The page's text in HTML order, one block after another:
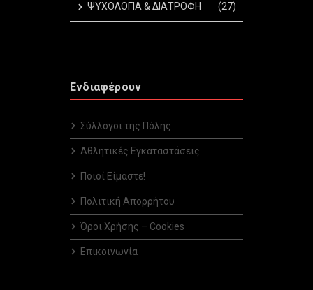
ΨΥΧΟΛΟΓΙΑ & ΔΙΑΤΡΟΦΗ (27)
Ενδιαφέρουν
Σύλλογοι της Πόλης
Αθλητικές Εγκαταστάσεις
Ποιοί Είμαστε!
Πολιτική Απορρήτου
Όροι Χρήσης – Cookies
Επικοινωνία